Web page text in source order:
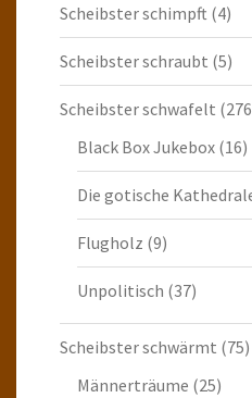
Scheibster schimpft (4)
Scheibster schraubt (5)
Scheibster schwafelt
Black Box Jukebox (16)
Die gotische
Flugholz (9)
Unpolitisch (37)
Scheibster schwärmt (75)
Männerträume (25)